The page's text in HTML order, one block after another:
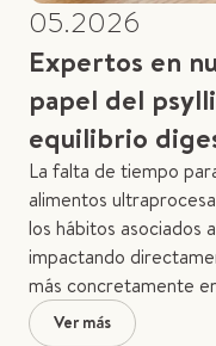
05.2026
Expertos en
papel del
equilibrio
La falta de tiempo
alimentos
los hábitos asociados
impactando
más concretamente
Ver más